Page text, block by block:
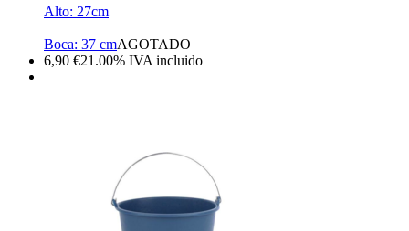
Alto: 27cm
Boca: 37 cmAGOTADO
6,90 €21.00% IVA incluido